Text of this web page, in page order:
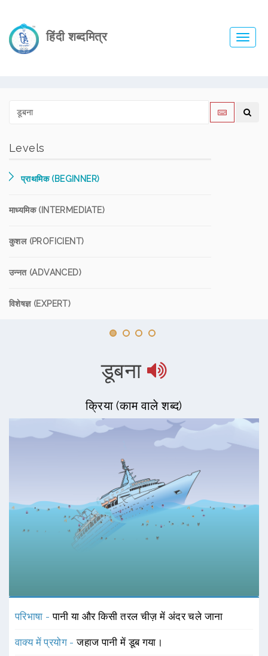
हिंदी शब्दमित्र
Levels
प्राथमिक (BEGINNER)
माध्यमिक (INTERMEDIATE)
कुशल (PROFICIENT)
उन्नत (ADVANCED)
विशेषज्ञ (EXPERT)
डूबना
क्रिया (काम वाले शब्द)
परिभाषा -पानी या और किसी तरल चीज़ में अंदर चले जाना
वाक्य में प्रयोग -जहाज पानी में डूब गया।